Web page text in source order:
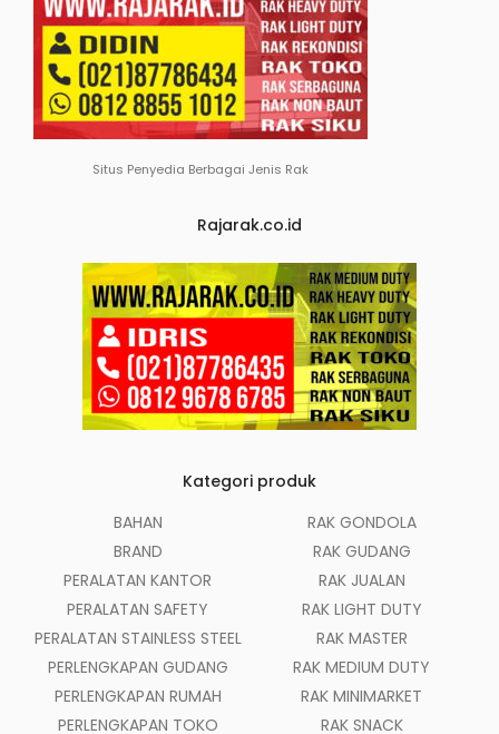
Situs Penyedia Berbagai Jenis Rak
Rajarak.co.id
Kategori produk
BAHAN
BRAND
PERALATAN KANTOR
PERALATAN SAFETY
PERALATAN STAINLESS STEEL
PERLENGKAPAN GUDANG
PERLENGKAPAN RUMAH
PERLENGKAPAN TOKO
RAK GONDOLA
RAK GUDANG
RAK JUALAN
RAK LIGHT DUTY
RAK MASTER
RAK MEDIUM DUTY
RAK MINIMARKET
RAK SNACK